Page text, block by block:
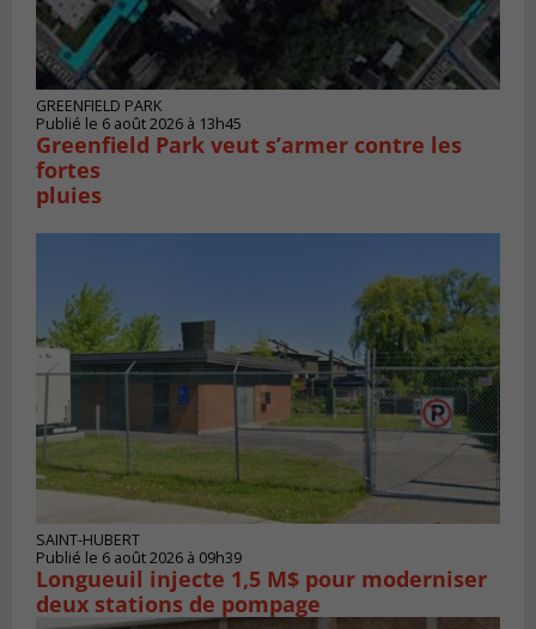
GREENFIELD PARK
Publié le 6 août 2026 à 13h45
Greenfield Park veut s’armer contre les
fortes
pluies
SAINT-HUBERT
Publié le 6 août 2026 à 09h39
Longueuil injecte 1,5 M$ pour moderniser
deux stations de pompage